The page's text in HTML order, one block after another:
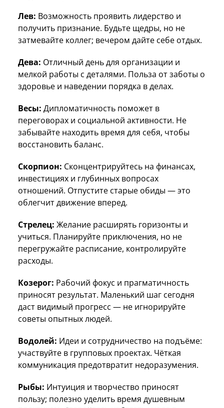
Лев: Возможность проявить лидерство и
получить признание. Будьте щедры, но не
затмевайте коллег; вечером дайте себе отдых.
Дева: Отличный день для организации и
мелкой работы с деталями. Польза от заботы о
здоровье и наведении порядка в делах.
Весы: Дипломатичность поможет в
переговорах и социальной активности. Не
забывайте находить время для себя, чтобы
восстановить баланс.
Скорпион: Сконцентрируйтесь на финансах,
инвестициях и глубинных вопросах
отношений. Отпустите старые обиды — это
облегчит движение вперед.
Стрелец: Желание расширять горизонты и
учиться. Планируйте приключения, но не
перегружайте расписание, контролируйте
расходы.
Козерог: Рабочий фокус и прагматичность
приносят результат. Маленький шаг сегодня
даст видимый прогресс — не игнорируйте
советы опытных людей.
Водолей: Идеи и сотрудничество на подъёме:
участвуйте в групповых проектах. Чёткая
коммуникация предотвратит недоразумения.
Рыбы: Интуиция и творчество приносят
пользу; полезно уделить время душевным